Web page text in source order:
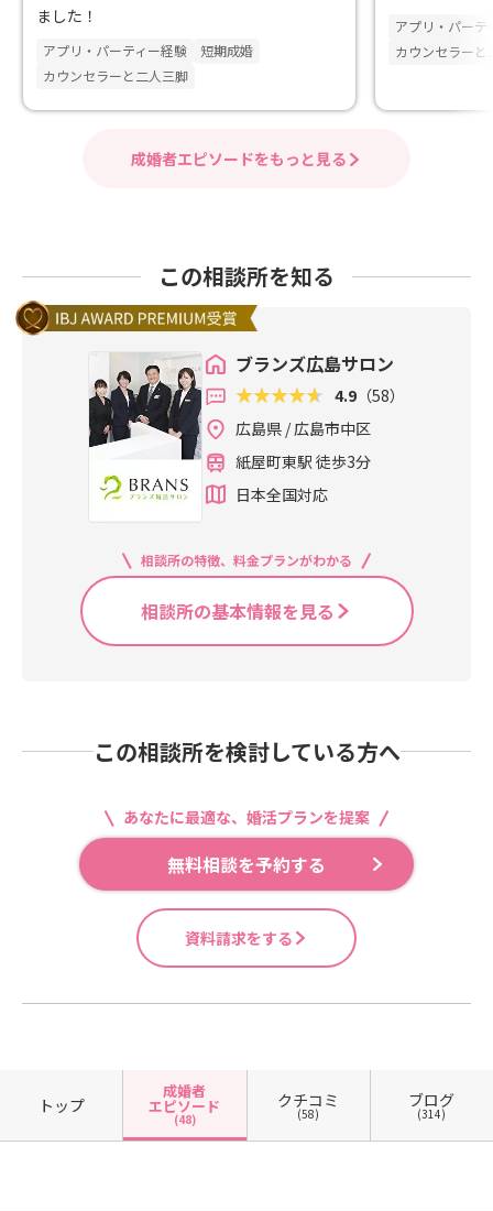
ました！
アプリ・パーティー経験
短期成婚
カウンセラーと二人三脚
アプリ・パーテ
カウンセラーと
成婚者エピソードをもっと見る
この相談所を知る
ブランズ広島サロン
4.9 （58）
広島県 / 広島市中区
紙屋町東駅 徒歩3分
日本全国対応
相談所の特徴、料金プランがわかる
相談所の基本情報を見る
この相談所を検討している方へ
あなたに最適な、婚活プランを提案
無料相談を予約する
資料請求をする
トップ
成婚者
エピソード
(48)
クチコミ
(58)
ブログ
(314)